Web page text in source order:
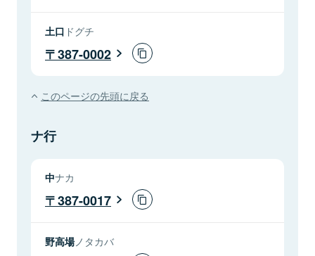
土口 ドグチ
387-0002
このページの先頭に戻る
ナ行
中ナカ
387-0017
野高場ノタカバ